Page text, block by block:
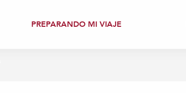
PREPARANDO MI VIAJE